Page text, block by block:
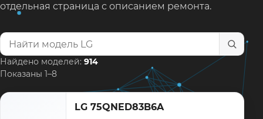
отдельная страница с описанием ремонта.
Найти модель телевизора
Найдено моделей: 914
Показаны 1–8
LG 75QNED83B6A